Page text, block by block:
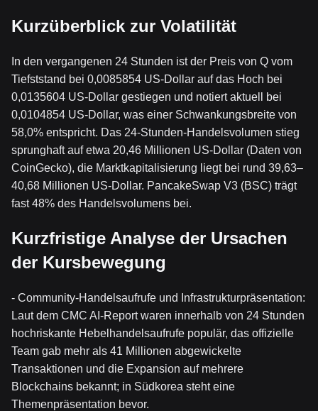
Kurzüberblick zur Volatilität
In den vergangenen 24 Stunden ist der Preis von Q vom
Tiefststand bei 0,0085854 US-Dollar auf das Hoch bei
0,0135604 US-Dollar gestiegen und notiert aktuell bei
0,0104854 US-Dollar, was einer Schwankungsbreite von
58,0% entspricht. Das 24-Stunden-Handelsvolumen stieg
sprunghaft auf etwa 20,46 Millionen US-Dollar (Daten von
CoinGecko), die Marktkapitalisierung liegt bei rund 39,63–
40,68 Millionen US-Dollar. PancakeSwap V3 (BSC) trägt
fast 48% des Handelsvolumens bei.
Kurzfristige Analyse der Ursachen
der Kursbewegung
- Community-Handelsaufrufe und Infrastrukturpräsentation:
Laut dem CMC AI-Report waren innerhalb von 24 Stunden
hochriskante Hebelhandelsaufrufe populär, das offizielle
Team gab mehr als 41 Millionen abgewickelte
Transaktionen und die Expansion auf mehrere
Blockchains bekannt; in Südkorea steht eine
Themenpräsentation bevor.